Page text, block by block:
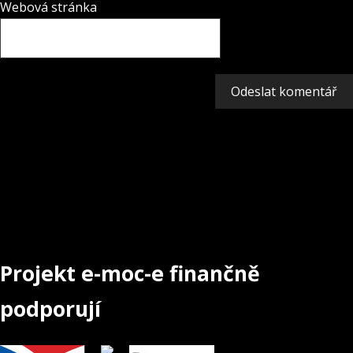
Webová stránka
Projekt e-moc-e finančně
podporují